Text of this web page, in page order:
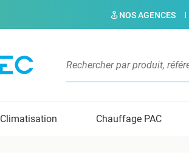
NOS AGENCES
Climatisation Chauffage PAC